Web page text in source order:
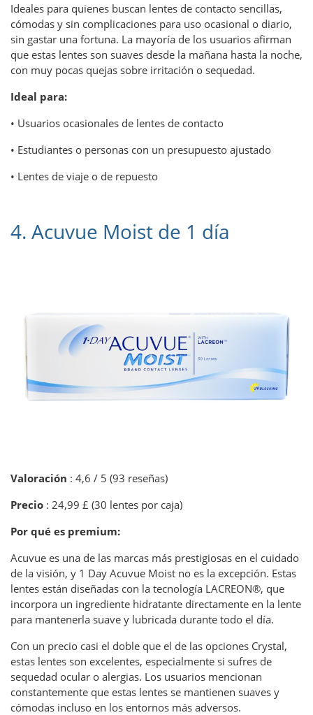
Ideales para quienes buscan lentes de contacto sencillas,
cómodas y sin complicaciones para uso ocasional o diario,
sin gastar una fortuna. La mayoría de los usuarios afirman
que estas lentes son suaves desde la mañana hasta la noche,
con muy pocas quejas sobre irritación o sequedad.
Ideal para:
• Usuarios ocasionales de lentes de contacto
• Estudiantes o personas con un presupuesto ajustado
• Lentes de viaje o de repuesto
4. Acuvue Moist de 1 día
Valoración : 4,6 / 5 (93 reseñas)
Precio : 24,99 £ (30 lentes por caja)
Por qué es premium:
Acuvue es una de las marcas más prestigiosas en el cuidado
de la visión, y 1 Day Acuvue Moist no es la excepción. Estas
lentes están diseñadas con la tecnología LACREON®, que
incorpora un ingrediente hidratante directamente en la lente
para mantenerla suave y lubricada durante todo el día.
Con un precio casi el doble que el de las opciones Crystal,
estas lentes son excelentes, especialmente si sufres de
sequedad ocular o alergias. Los usuarios mencionan
constantemente que estas lentes se mantienen suaves y
cómodas incluso en los entornos más adversos.